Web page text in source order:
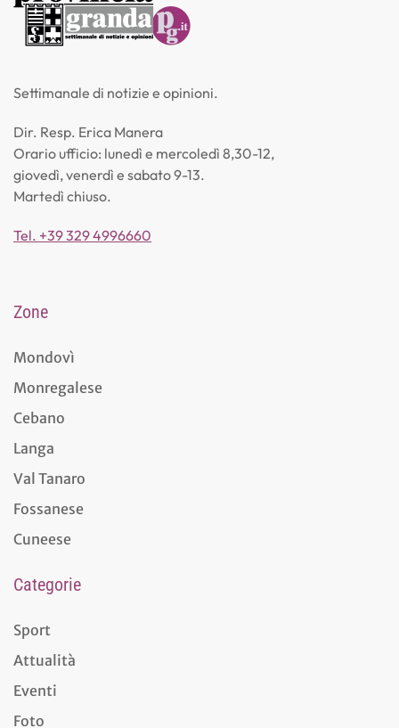
Settimanale di notizie e opinioni.
Dir. Resp. Erica Manera
Orario ufficio: lunedì e mercoledì 8,30-12,
giovedì, venerdì e sabato 9-13.
Martedì chiuso.
Tel. +39 329 4996660
Zone
Mondovì
Monregalese
Cebano
Langa
Val Tanaro
Fossanese
Cuneese
Categorie
Sport
Attualità
Eventi
Foto